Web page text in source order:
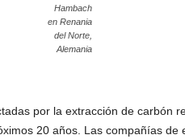
Hambach
en Renania
del Norte,
Alemania
por la extracción de carbón
20 años. Las compañías de